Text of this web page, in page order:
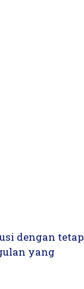
dengan tetap
yang